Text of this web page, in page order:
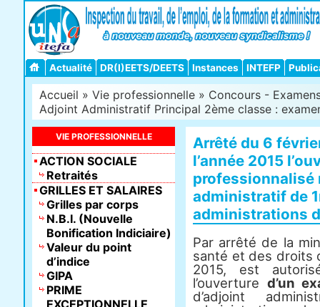
Actualité DR(I)EETS/DEETS Instances INTEFP
Accueil » Vie professionnelle » Concours -
Adjoint Administratif Principal 2ème classe :
Arrêté du 6
l’année 2015
professionnalisé
administratif de
administrations
Par arrêté de la
santé et des droits
2015, est
l’ouverture d’un
d’adjoint
VIE PROFESSIONNELLE
ACTION SOCIALE
Retraités
GRILLES ET SALAIRES
Grilles par corps
N.B.I. (Nouvelle
Bonification Indiciaire)
Valeur du point
d’indice
GIPA
PRIME
EXCEPTIONNELLE